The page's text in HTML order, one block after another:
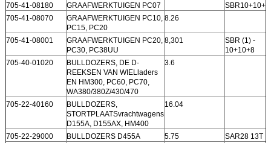
705-41-08180 GRAAFWERKTUIGEN PC07
705-41-08070
GRAAFWERKTUIGEN PC10,
PC15, PC20
8.26
705-41-08001
GRAAFWERKTUIGEN PC20,
PC30, PC38UU
8,301
SBR (1) -
10+10+8
705-40-01020
BULLDOZERS, DE D-
REEKSEN VAN WIELladers
EN HM300, PC60, PC70,
WA380/380Z/430/470
3.6
705-22-40160
BULLDOZERS,
STORTPLAATSvrachtwagens
D155A, D155AX, HM400
16.04
705-22-29000 BULLDOZERS D455A 5.75
SAR28 13T